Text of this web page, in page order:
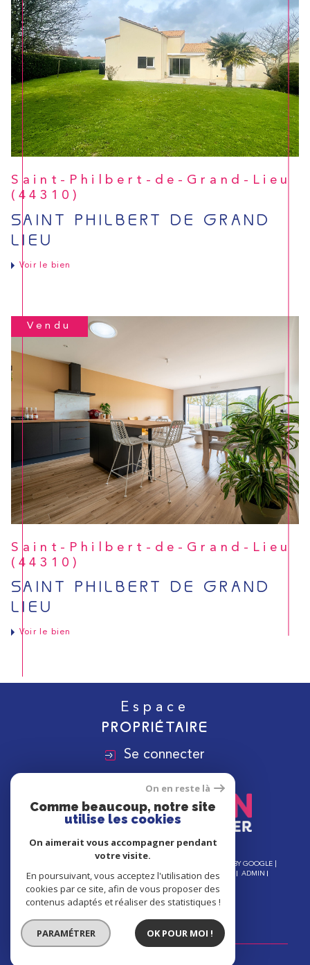
Saint-Philbert-de-Grand-Lieu
(44310)
SAINT PHILBERT DE GRAND
LIEU
Voir le bien
Vendu
Saint-Philbert-de-Grand-Lieu
(44310)
SAINT PHILBERT DE GRAND
LIEU
Voir le bien
Espace
PROPRIÉTAIRE
Se connecter
© 2026 | TOUS DROITS RÉSERVÉS | TRADUCTION POWERED BY GOOGLE |
NOS HONORAIRES
PLAN DU SITE MENTIONS LÉGALES
ADMIN
POLITIQUE RGPD
On en reste là
Comme beaucoup, notre site
utilise les cookies
On aimerait vous accompagner pendant
votre visite.
En poursuivant, vous acceptez l'utilisation des
cookies par ce site, afin de vous proposer des
contenus adaptés et réaliser des statistiques !
PARAMÉTRER OK POUR MOI !